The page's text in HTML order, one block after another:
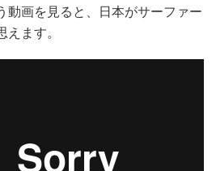
動画を見ると、日本がサーファー
ます。